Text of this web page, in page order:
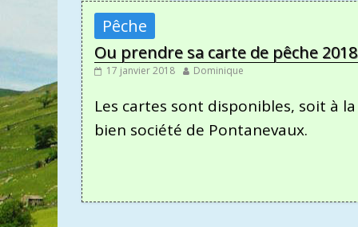
Pêche
Ou prendre sa carte de pêche 2018
17 janvier 2018 Dominique
Les cartes sont disponibles, soit à
bien société de Pontanevaux.